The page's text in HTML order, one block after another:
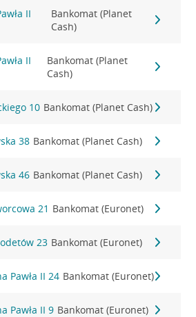
II
Bankomat (Planet
Cash)
II
Bankomat (Planet
Cash)
10 Bankomat (Planet Cash)
38 Bankomat (Planet Cash)
46 Bankomat (Planet Cash)
21 Bankomat (Euronet)
23 Bankomat (Euronet)
Pawła II 24 Bankomat (Euronet)
Pawła II 9 Bankomat (Euronet)